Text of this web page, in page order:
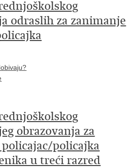
odraslih za zanimanje
obrazovanja za
policajka
u treći razred